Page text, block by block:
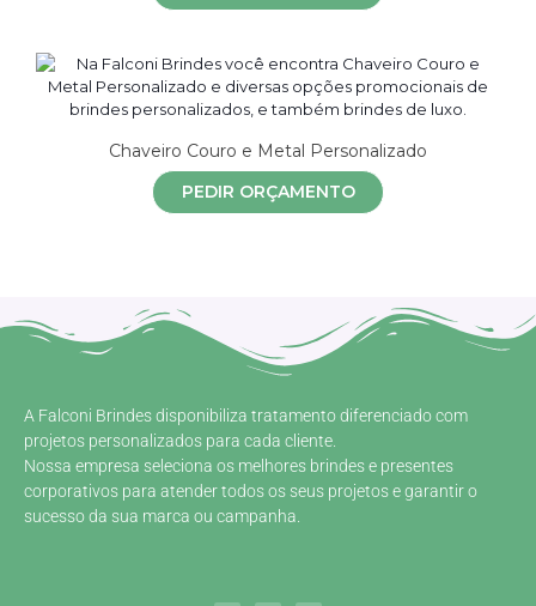
Chaveiro Couro e Metal Personalizado
PEDIR ORÇAMENTO
A Falconi Brindes disponibiliza tratamento diferenciado com
projetos personalizados para cada cliente.
Nossa empresa seleciona os melhores brindes e presentes
corporativos para atender todos os seus projetos e garantir o
sucesso da sua marca ou campanha.